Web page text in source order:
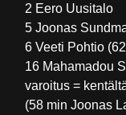
2 Eero Uusitalo
5 Joonas
6 Veeti Pohtio
16 Mahamadou
varoitus =
(58 min Joonas